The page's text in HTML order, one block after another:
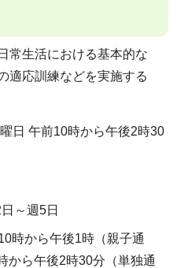
常生活における基本的な
適応訓練などを実施する
日 午前10時から午後2時30
～週5日
時から午後1時（親子通
から午後2時30分（単独通